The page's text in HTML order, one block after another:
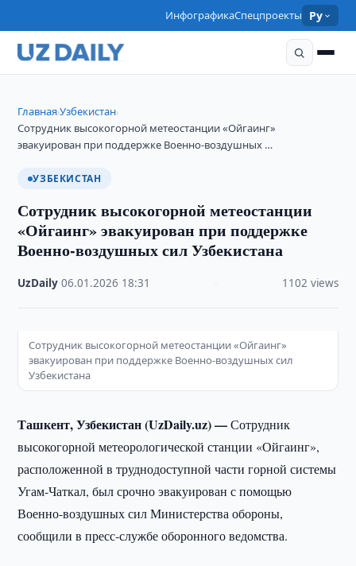
ИнфографикаСпецпроекты Ру
Главная›Узбекистан›
Сотрудник высокогорной метеостанции «Ойгаинг»
эвакуирован при поддержке Военно-воздушных …
УЗБЕКИСТАН
Сотрудник высокогорной метеостанции
«Ойгаинг» эвакуирован при поддержке
Военно-воздушных сил Узбекистана
UzDaily ·06.01.2026 18:31 1102 views
Сотрудник высокогорной метеостанции «Ойгаинг»
эвакуирован при поддержке Военно-воздушных сил
Узбекистана
Ташкент, Узбекистан (UzDaily.uz) —Сотрудник
высокогорной метеорологической станции «Ойгаинг»,
расположенной в труднодоступной части горной системы
Угам-Чаткал, был срочно эвакуирован с помощью
Военно-воздушных сил Министерства обороны,
сообщили в пресс-службе оборонного ведомства.